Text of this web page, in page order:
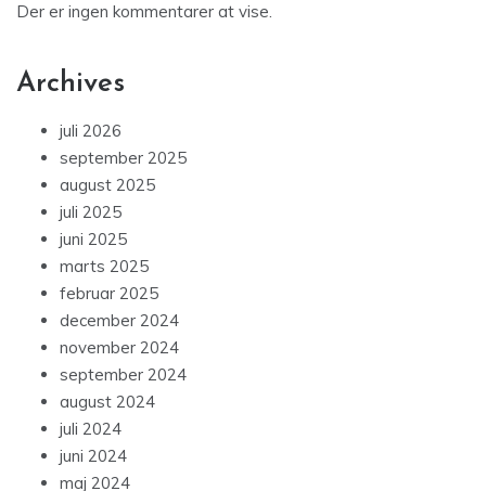
Der er ingen kommentarer at vise.
Archives
juli 2026
september 2025
august 2025
juli 2025
juni 2025
marts 2025
februar 2025
december 2024
november 2024
september 2024
august 2024
juli 2024
juni 2024
maj 2024